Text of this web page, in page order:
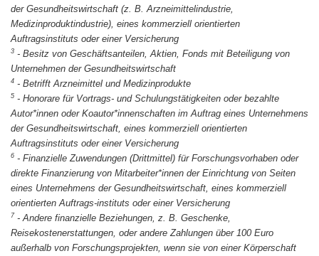
der Gesundheitswirtschaft (z. B. Arzneimittelindustrie,
Medizinproduktindustrie), eines kommerziell orientierten
Auftragsinstituts oder einer Versicherung
3 - Besitz von Geschäftsanteilen, Aktien, Fonds mit Beteiligung von
Unternehmen der Gesundheitswirtschaft
4 - Betrifft Arzneimittel und Medizinprodukte
5 - Honorare für Vortrags- und Schulungstätigkeiten oder bezahlte
Autor*innen oder Koautor*innenschaften im Auftrag eines Unternehmens
der Gesundheitswirtschaft, eines kommerziell orientierten
Auftragsinstituts oder einer Versicherung
6 - Finanzielle Zuwendungen (Drittmittel) für Forschungsvorhaben oder
direkte Finanzierung von Mitarbeiter*innen der Einrichtung von Seiten
eines Unternehmens der Gesundheitswirtschaft, eines kommerziell
orientierten Auftrags-instituts oder einer Versicherung
7 - Andere finanzielle Beziehungen, z. B. Geschenke,
Reisekostenerstattungen, oder andere Zahlungen über 100 Euro
außerhalb von Forschungsprojekten, wenn sie von einer Körperschaft